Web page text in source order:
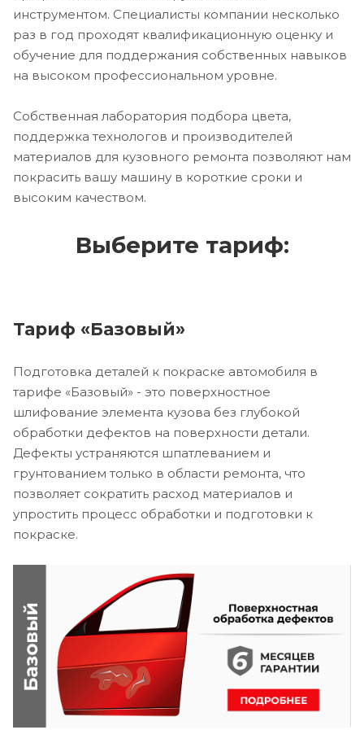
инструментом. Специалисты компании несколько
раз в год проходят квалификационную оценку и
обучение для поддержания собственных навыков
на высоком профессиональном уровне.
Собственная лаборатория подбора цвета,
поддержка технологов и производителей
материалов для кузовного ремонта позволяют нам
покрасить вашу машину в короткие сроки и
высоким качеством.
Выберите тариф:
Тариф «Базовый»
Подготовка деталей к покраске автомобиля в
тарифе «Базовый» - это поверхностное
шлифование элемента кузова без глубокой
обработки дефектов на поверхности детали.
Дефекты устраняются шпатлеванием и
грунтованием только в области ремонта, что
позволяет сократить расход материалов и
упростить процесс обработки и подготовки к
покраске.